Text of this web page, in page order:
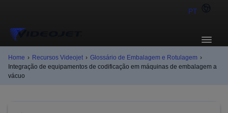
PT
Home › Recursos Videojet › Glossário de Embalagem e Rotulagem ›
Integração de equipamentos de codificação em máquinas de embalagem a
vácuo